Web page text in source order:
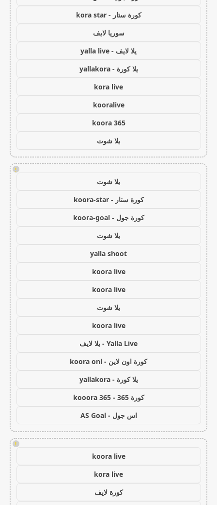
كورة ستار - kora star
سوريا لايف
يلا لايف - yalla live
يلا كورة - yallakora
kora live
kooralive
koora 365
يلا شوت
!
يلا شوت
كورة ستار - koora-star
كورة جول - koora-goal
يلا شوت
yalla shoot
koora live
koora live
يلا شوت
koora live
Yalla Live - يلا لايف
كورة اون لاين - koora onl
يلا كورة - yallakora
كورة 365 - kooora 365
اس جول - AS Goal
!
koora live
kora live
كورة لايف